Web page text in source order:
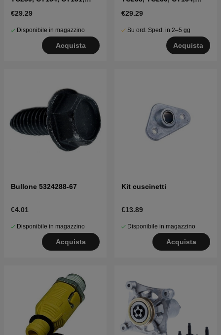
€29.29
Disponibile in magazzino
Acquista
€29.29
Su ord. Sped. in 2–5 gg
Acquista
Bullone 5324288-67
€4.01
Disponibile in magazzino
Acquista
Kit cuscinetti
€13.89
Disponibile in magazzino
Acquista